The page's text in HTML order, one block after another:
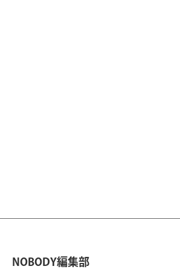
NOBODY編集部